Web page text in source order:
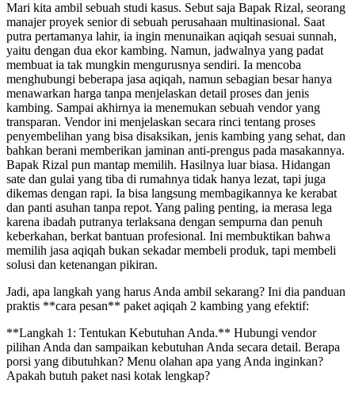
Mari kita ambil sebuah studi kasus. Sebut saja Bapak Rizal, seorang
manajer proyek senior di sebuah perusahaan multinasional. Saat
putra pertamanya lahir, ia ingin menunaikan aqiqah sesuai sunnah,
yaitu dengan dua ekor kambing. Namun, jadwalnya yang padat
membuat ia tak mungkin mengurusnya sendiri. Ia mencoba
menghubungi beberapa jasa aqiqah, namun sebagian besar hanya
menawarkan harga tanpa menjelaskan detail proses dan jenis
kambing. Sampai akhirnya ia menemukan sebuah vendor yang
transparan. Vendor ini menjelaskan secara rinci tentang proses
penyembelihan yang bisa disaksikan, jenis kambing yang sehat, dan
bahkan berani memberikan jaminan anti-prengus pada masakannya.
Bapak Rizal pun mantap memilih. Hasilnya luar biasa. Hidangan
sate dan gulai yang tiba di rumahnya tidak hanya lezat, tapi juga
dikemas dengan rapi. Ia bisa langsung membagikannya ke kerabat
dan panti asuhan tanpa repot. Yang paling penting, ia merasa lega
karena ibadah putranya terlaksana dengan sempurna dan penuh
keberkahan, berkat bantuan profesional. Ini membuktikan bahwa
memilih jasa aqiqah bukan sekadar membeli produk, tapi membeli
solusi dan ketenangan pikiran.
Jadi, apa langkah yang harus Anda ambil sekarang? Ini dia panduan
praktis **cara pesan** paket aqiqah 2 kambing yang efektif:
**Langkah 1: Tentukan Kebutuhan Anda.** Hubungi vendor
pilihan Anda dan sampaikan kebutuhan Anda secara detail. Berapa
porsi yang dibutuhkan? Menu olahan apa yang Anda inginkan?
Apakah butuh paket nasi kotak lengkap?